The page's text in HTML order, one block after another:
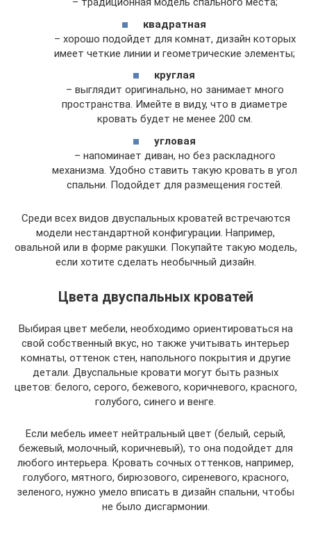
квадратная
– хорошо подойдет для комнат, дизайн которых
имеет четкие линии и геометрические элементы;
круглая
– выглядит оригинально, но занимает много
пространства. Имейте в виду, что в диаметре
кровать будет не менее 200 см.
угловая
– напоминает диван, но без раскладного
механизма. Удобно ставить такую кровать в угол
спальни. Подойдет для размещения гостей.
Среди всех видов двуспальных кроватей встречаются
модели нестандартной конфигурации. Например,
овальной или в форме ракушки. Покупайте такую модель,
если хотите сделать необычный дизайн.
Цвета двуспальных кроватей
Выбирая цвет мебели, необходимо ориентироваться на
свой собственный вкус, но также учитывать интерьер
комнаты, оттенок стен, напольного покрытия и другие
детали. Двуспальные кровати могут быть разных
цветов: белого, серого, бежевого, коричневого, красного,
голубого, синего и венге.
Если мебель имеет нейтральный цвет (белый, серый,
бежевый, молочный, коричневый), то она подойдет для
любого интерьера. Кровать сочных оттенков, например,
голубого, мятного, бирюзового, сиреневого, красного,
зеленого, нужно умело вписать в дизайн спальни, чтобы
не было дисгармонии.